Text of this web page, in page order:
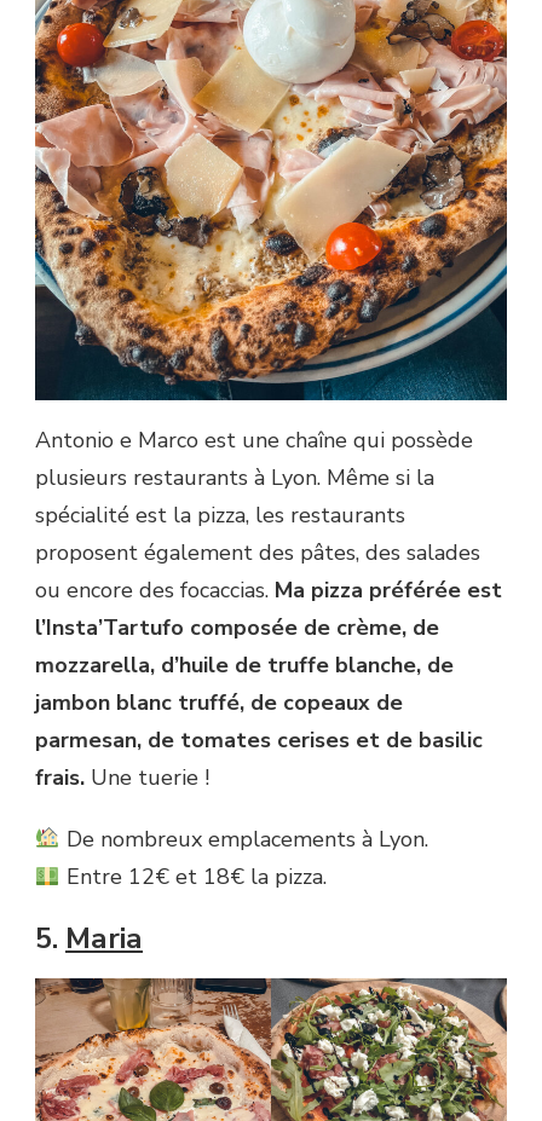
Antonio e Marco est une chaîne qui possède
plusieurs restaurants à Lyon. Même si la
spécialité est la pizza, les restaurants
proposent également des pâtes, des salades
ou encore des focaccias. Ma pizza préférée est
l’Insta’Tartufo composée de crème, de
mozzarella, d’huile de truffe blanche, de
jambon blanc truffé, de copeaux de
parmesan, de tomates cerises et de basilic
frais. Une tuerie !
De nombreux emplacements à Lyon.
Entre 12€ et 18€ la pizza.
5. Maria